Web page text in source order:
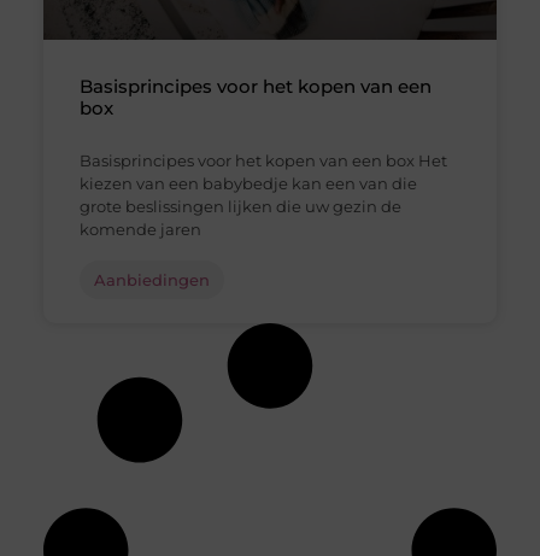
Basisprincipes voor het kopen van een
box
Basisprincipes voor het kopen van een box Het
kiezen van een babybedje kan een van die
grote beslissingen lijken die uw gezin de
komende jaren
Aanbiedingen